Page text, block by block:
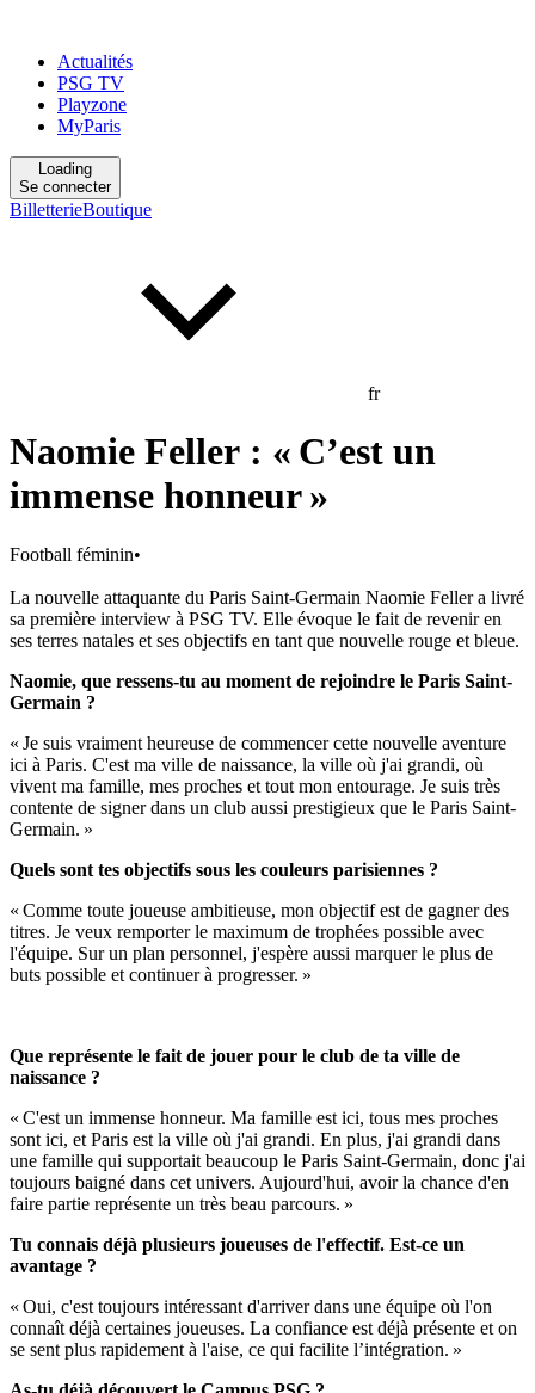
Actualités
PSG TV
Playzone
MyParis
Loading
Se connecter
BilletterieBoutique
fr
Naomie Feller : « C’est un
immense honneur »
Football féminin•
La nouvelle attaquante du Paris Saint-Germain Naomie Feller a livré
sa première interview à PSG TV. Elle évoque le fait de revenir en
ses terres natales et ses objectifs en tant que nouvelle rouge et bleue.
Naomie, que ressens-tu au moment de rejoindre le Paris Saint-
Germain ?
« Je suis vraiment heureuse de commencer cette nouvelle aventure
ici à Paris. C'est ma ville de naissance, la ville où j'ai grandi, où
vivent ma famille, mes proches et tout mon entourage. Je suis très
contente de signer dans un club aussi prestigieux que le Paris Saint-
Germain. »
Quels sont tes objectifs sous les couleurs parisiennes ?
« Comme toute joueuse ambitieuse, mon objectif est de gagner des
titres. Je veux remporter le maximum de trophées possible avec
l'équipe. Sur un plan personnel, j'espère aussi marquer le plus de
buts possible et continuer à progresser. »
Que représente le fait de jouer pour le club de ta ville de
naissance ?
« C'est un immense honneur. Ma famille est ici, tous mes proches
sont ici, et Paris est la ville où j'ai grandi. En plus, j'ai grandi dans
une famille qui supportait beaucoup le Paris Saint-Germain, donc j'ai
toujours baigné dans cet univers. Aujourd'hui, avoir la chance d'en
faire partie représente un très beau parcours. »
Tu connais déjà plusieurs joueuses de l'effectif. Est-ce un
avantage ?
« Oui, c'est toujours intéressant d'arriver dans une équipe où l'on
connaît déjà certaines joueuses. La confiance est déjà présente et on
se sent plus rapidement à l'aise, ce qui facilite l’intégration. »